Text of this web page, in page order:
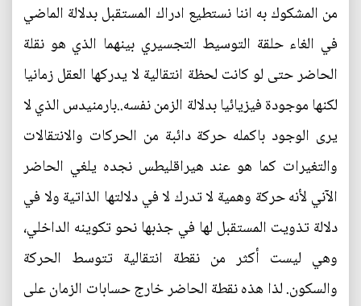
من المشكوك به اننا نستطيع ادراك المستقبل بدلالة الماضي
في الغاء حلقة التوسيط التجسيري بينهما الذي هو نقلة
الحاضر حتى لو كانت لحظة انتقالية لا يدركها العقل زمانيا
لكنها موجودة فيزيائيا بدلالة الزمن نفسه..بارمنيدس الذي لا
يرى الوجود باكمله حركة دائبة من الحركات والانتقالات
والتغيرات كما هو عند هيراقليطس نجده يلغي الحاضر
الآني لأنه حركة وهمية لا تدرك لا في دلالتها الذاتية ولا في
دلالة تذويت المستقبل لها في جذبها نحو تكوينه الداخلي،
وهي ليست أكثر من نقطة انتقالية تتوسط الحركة
والسكون. لذا هذه نقطة الحاضر خارج حسابات الزمان على